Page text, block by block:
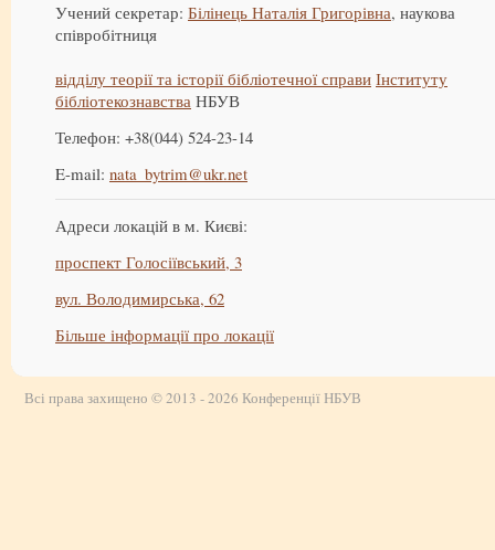
Учений секретар: Білінець Наталія Григорівна, наукова
співробітниця
відділу теорії та історії бібліотечної справи Інституту
бібліотекознавства НБУВ
Телефон: +38(044) 524-23-14
E-mail: nata_bytrim@ukr.net
Адреси локацій в м. Києві:
проспект Голосіївський, 3
вул. Володимирська, 62
Більше інформації про локації
Всі права захищено © 2013 - 2026 Конференції НБУВ